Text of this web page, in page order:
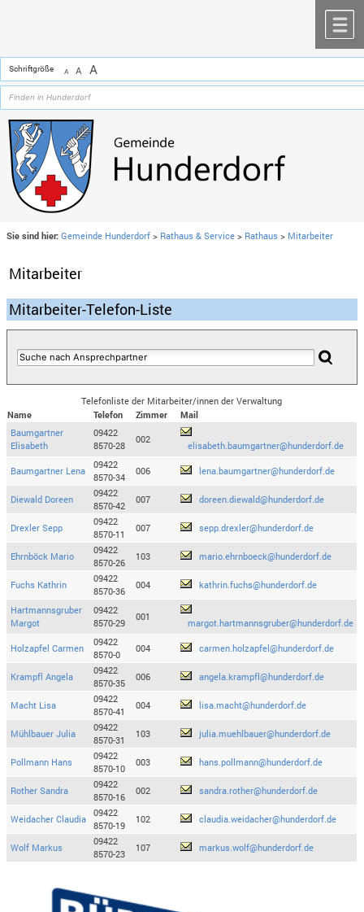
Schriftgröße A A A
Sie sind hier: Gemeinde Hunderdorf > Rathaus & Service > Rathaus > Mitarbeiter
Mitarbeiter
Mitarbeiter-Telefon-Liste
Telefonliste der Mitarbeiter/innen der Verwaltung
Name
Telefon Zimmer
Mail
Baumgartner
Elisabeth
09422
8570-28
002
elisabeth.baumgartner@hunderdorf.de
Baumgartner Lena
09422
8570-34
006 lena.baumgartner@hunderdorf.de
Diewald Doreen
09422
8570-42
007 doreen.diewald@hunderdorf.de
Drexler Sepp
09422
8570-11
007 sepp.drexler@hunderdorf.de
Ehrnböck Mario
09422
8570-26
103 mario.ehrnboeck@hunderdorf.de
Fuchs Kathrin
09422
8570-36
004 kathrin.fuchs@hunderdorf.de
Hartmannsgruber
Margot
09422
8570-29
001
margot.hartmannsgruber@hunderdorf.de
Holzapfel Carmen
09422
8570-0
004 carmen.holzapfel@hunderdorf.de
Krampfl Angela
09422
8570-35
006 angela.krampfl@hunderdorf.de
Macht Lisa
09422
8570-41
004 lisa.macht@hunderdorf.de
Mühlbauer Julia
09422
8570-31
103 julia.muehlbauer@hunderdorf.de
Pollmann Hans
09422
8570-10
003 hans.pollmann@hunderdorf.de
Rother Sandra
09422
8570-16
002 sandra.rother@hunderdorf.de
Weidacher Claudia
09422
8570-19
102 claudia.weidacher@hunderdorf.de
Wolf Markus
09422
8570-23
107 markus.wolf@hunderdorf.de